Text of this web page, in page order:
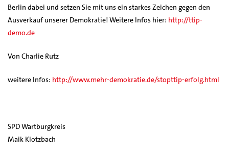
Berlin dabei und setzen Sie mit uns ein starkes Zeichen gegen den
Ausverkauf unserer Demokratie! Weitere Infos hier: http://ttip-
demo.de
Von Charlie Rutz
weitere Infos: http://www.mehr-demokratie.de/stopttip-erfolg.html
SPD Wartburgkreis
Maik Klotzbach